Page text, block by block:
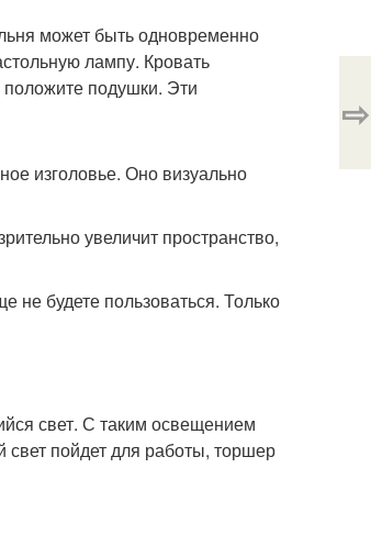
может быть одновременно
лампу. Кровать
подушки. Эти
изголовье. Оно визуально
увеличит пространство,
не будете пользоваться. Только
свет. С таким освещением
свет пойдет для работы, торшер
⇨